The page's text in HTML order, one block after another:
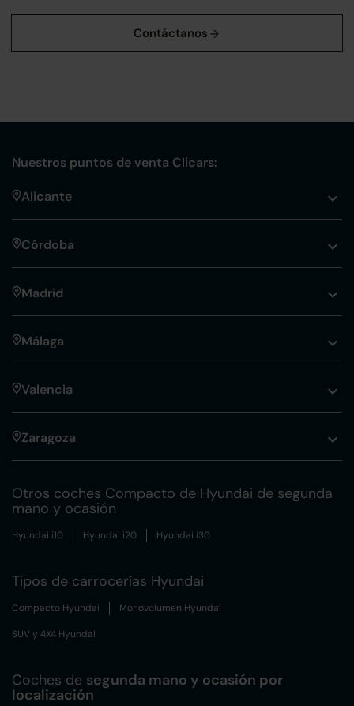
Nuestros puntos de venta Clicars:
Alicante
Córdoba
Madrid
Málaga
Valencia
Zaragoza
Otros coches Compacto de Hyundai de segunda
mano y ocasión
Hyundai i10 Hyundai i20 Hyundai i30
Tipos de carrocerías Hyundai
Compacto Hyundai Monovolumen Hyundai
SUV y 4X4 Hyundai
Coches de segunda mano y ocasión por
localización